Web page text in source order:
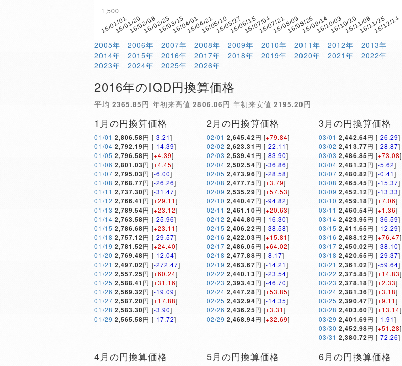
16/01/0116/01/2016/02/0816/02/2516/03/1516/04/0116/04/2116/05/1016/05/2716/06/1516/07/0416/07/2116/08/0916/08/2616/09/1416/10/0316/10/2016/11/0816/11/2516/12/14
1,500
2005年 2006年 2007年 2008年 2009年 2010年 2011年 2012年
2013年
2014年
2015年 2016年 2017年 2018年 2019年 2020年 2021年
2022年
2023年
2024年 2025年 2026年
2016年のIQD円換算価格
平均 2365.85円 年初来高値 2806.06円 年初来安値 2195.20円
1月の円換算価格
01/01 2,806.58円 [-3.21]
01/04 2,792.19円 [-14.39]
01/05 2,796.58円 [+4.39]
01/06 2,801.03円 [+4.45]
01/07 2,795.03円 [-6.00]
01/08 2,768.77円 [-26.26]
01/11 2,737.30円 [-31.47]
01/12 2,766.41 円 [+29.11]
01/13 2,789.54円 [+23.12]
01/14 2,763.58円 [-25.96]
01/15 2,786.68円 [+23.11]
01/18 2,757.12円 [-29.57]
01/19 2,781.52円 [+24.40]
01/20 2,769.48円 [-12.04]
01/21 2,497.02円 [-272.47]
01/22 2,557.25円 [+60.24]
01/25 2,588.41 円 [+31.16]
01/26 2,569.32円 [-19.09]
01/27 2,587.20円 [+17.88]
01/28 2,583.30円 [-3.90]
01/29 2,565.58円 [-17.72]
2月の円換算価格
02/01 2,645.42円 [+79.84]
02/02 2,623.31 円 [-22.11]
02/03 2,539.41 円 [-83.90]
02/04 2,502.54円 [-36.86]
02/05 2,473.96円 [-28.58]
02/08 2,477.75円 [+3.79]
02/09 2,535.29円 [+57.53]
02/10 2,440.47円 [-94.82]
02/11 2,461.10円 [+20.63]
02/12 2,444.80円 [-16.30]
02/15 2,406.22円 [-38.58]
02/16 2,422.03円 [+15.81]
02/17 2,486.05円 [+64.02]
02/18 2,477.88円 [-8.17]
02/19 2,463.67円 [-14.21]
02/22 2,440.13円 [-23.54]
02/23 2,393.43円 [-46.70]
02/24 2,447.28円 [+53.85]
02/25 2,432.94円 [-14.35]
02/26 2,436.25円 [+3.31]
02/29 2,468.94円 [+32.69]
3月の円換算価格
03/01 2,442.64円 [-26.29]
03/02 2,413.77円 [-28.87]
03/03 2,486.85円 [+73.08]
03/04 2,481.23円 [-5.62]
03/07 2,480.82円 [-0.41]
03/08 2,465.45円 [-15.37]
03/09 2,452.12円 [-13.33]
03/10 2,459.18円 [+7.06]
03/11 2,460.54円 [+1.36]
03/14 2,423.95円 [-36.59]
03/15 2,411.65円 [-12.29]
03/16 2,488.12円 [+76.47]
03/17 2,450.02円 [-38.10]
03/18 2,420.65円 [-29.37]
03/21 2,361.02円 [-59.64]
03/22 2,375.85円 [+14.83]
03/23 2,378.18円 [+2.33]
03/24 2,381.36円 [+3.18]
03/25 2,390.47円 [+9.11]
03/28 2,403.60円 [+13.14]
03/29 2,401.69円 [-1.91]
03/30 2,452.98円 [+51.28]
03/31 2,380.72円 [-72.26]
4月の円換算価格 5月の円換算価格 6月の円換算価格